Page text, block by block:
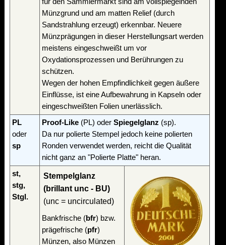
Münzgrund und am matten Relief (durch
Sandstrahlung erzeugt) erkennbar. Neuere
Münzprägungen in dieser Herstellungsart werden
meistens eingeschweißt um vor
Oxydationsprozessen und Berührungen zu
schützen.
Wegen der hohen Empfindlichkeit gegen äußere
Einflüsse, ist eine Aufbewahrung in Kapseln oder
eingeschweißten Folien unerlässlich.
PL
oder
sp
Proof-Like (PL) oder Spiegelglanz (sp).
Da nur polierte Stempel jedoch keine polierten
Ronden verwendet werden, reicht die Qualität
nicht ganz an "Polierte Platte" heran.
st,
stg,
Stgl.
Stempelglanz
(brillant unc - BU)
(unc = uncirculated)
Bankfrische (bfr) bzw.
prägefrische (pfr)
Münzen, also Münzen